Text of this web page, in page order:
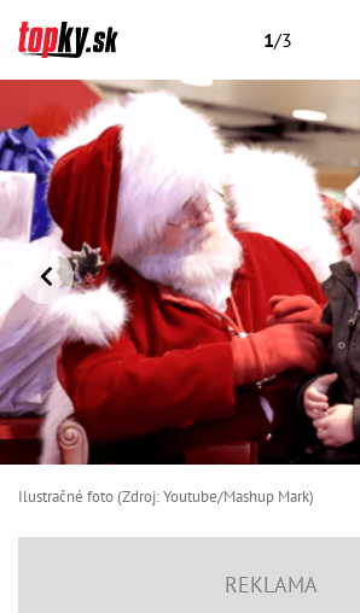
1/3
Ilustračné foto (Zdroj: Youtube/Mashup Mark)